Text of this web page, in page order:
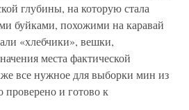
глубины, на которую стала
буйками, похожими на каравай
«хлебчики», вешки,
места фактической
все нужное для выборки мин из
и готово к